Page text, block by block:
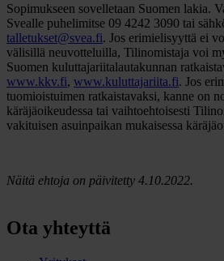
Sopimukseen sovelletaan Suomen lakia.
Svealle puhelimitse 09 4242 3090 tai
talletukset@svea.fi. Jos erimielisyyttä ei
välisillä neuvotteluilla, Tilinomistaja voi
Suomen kuluttajariitalautakunnan
www.kkv.fi, www.kuluttajariita.fi. Jos
tuomioistuimen ratkaistavaksi, kanne on
käräjäoikeudessa tai vaihtoehtoisesti
vakituisen asuinpaikan mukaisessa
Näitä ehtoja on päivitetty 4.10.2022.
Ota yhteyttä